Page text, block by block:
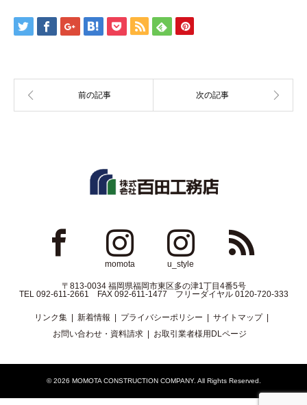
Instagram
momota
Instagram
u_style
RSS
〒813-0034 福岡県福岡市東区多の津1丁目4番5号
TEL 092-611-2661 FAX 092-611-1477 フリーダイヤル 0120-720-333
リンク集 新着情報 プライバシーポリシー
サイトマップ
お問い合わせ・資料請求
お取引業者様用DLページ
© 2026 MOMOTA CONSTRUCTION COMPANY. All Rights Reserved.